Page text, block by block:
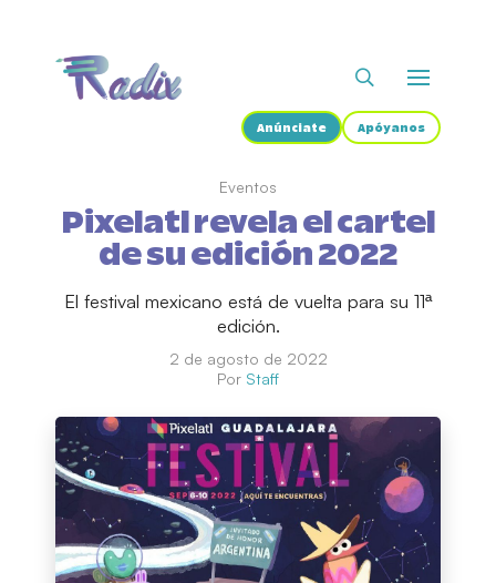
Anúnciate Apóyanos
Eventos
Pixelatl revela el cartel
de su edición 2022
El festival mexicano está de vuelta para su 11ª
edición.
2 de agosto de 2022
Por Staff